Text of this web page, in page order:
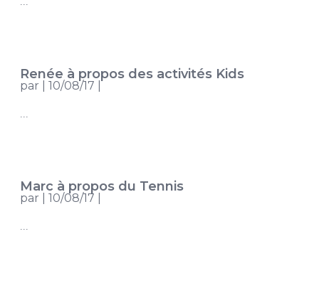
Renée à propos des activités Kids
par |10/08/17 |
Marc à propos du Tennis
par |10/08/17